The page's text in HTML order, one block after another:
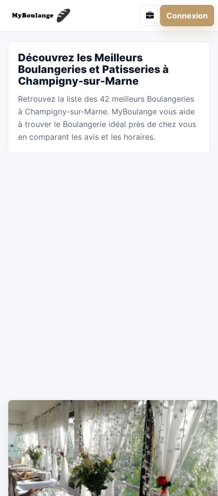
Connexion
Découvrez les Meilleurs
Boulangeries et Patisseries à
Champigny-sur-Marne
Retrouvez la liste des 42 meilleurs Boulangeries
à Champigny-sur-Marne. MyBoulange vous aide
à trouver le Boulangerie idéal près de chez vous
en comparant les avis et les horaires.